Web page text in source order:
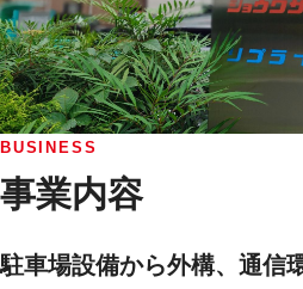
BUSINESS
事業内容
駐車場設備から外構、通信